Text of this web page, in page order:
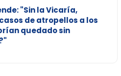
"Sin la Vicaría,
de atropellos a los
quedado sin